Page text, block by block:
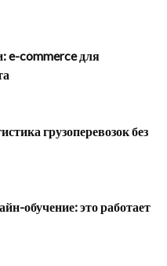
e-commerce для
грузоперевозок без
обучение: это работает